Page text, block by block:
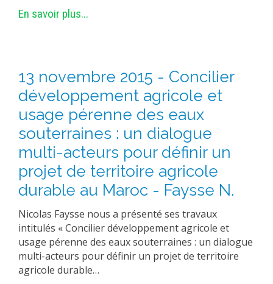
En savoir plus...
13 novembre 2015 - Concilier
développement agricole et
usage pérenne des eaux
souterraines : un dialogue
multi-acteurs pour définir un
projet de territoire agricole
durable au Maroc - Faysse N.
Nicolas Faysse nous a présenté ses travaux
intitulés « Concilier développement agricole et
usage pérenne des eaux souterraines : un dialogue
multi-acteurs pour définir un projet de territoire
agricole durable…